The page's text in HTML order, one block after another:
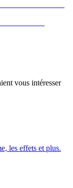
vous intéresser
les effets et plus.